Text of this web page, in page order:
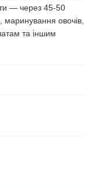
— через 45-50
овочів,
та іншим